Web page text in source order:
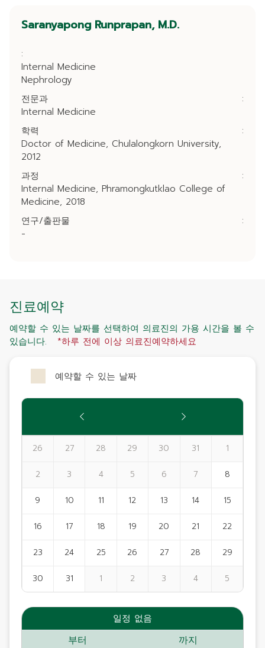
Saranyapong Runprapan, M.D.
:
Internal Medicine
Nephrology
전문과
:
Internal Medicine
학력
:
Doctor of Medicine, Chulalongkorn University,
2012
과정
:
Internal Medicine, Phramongkutklao College of
Medicine, 2018
연구/출판물
:
-
진료예약
예약할 수 있는 날짜를 선택하여 의료진의 가용 시간을 볼 수
있습니다.
*하루 전에 이상 의료진예약하세요
예약할 수 있는 날짜
26 27 28 29 30 31 1
2 3 4 5 6 7 8
9 10 11 12 13 14 15
16 17 18 19 20 21 22
23 24 25 26 27 28 29
30 31 1 2 3 4 5
일정 없음
부터 까지